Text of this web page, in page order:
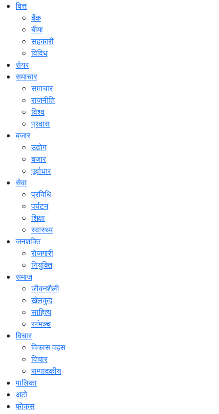
वित्त
बैंक
बीमा
सहकारी
विविध
सेयर
समाचार
समाचार
राजनीति
विश्व
प्रवास
बजार
उद्योग
बजार
पूर्वाधार
सेवा
प्रविधि
पर्यटन
शिक्षा
स्वास्थ्य
जनशक्ति
रोजगारी
नियुक्ति
समाज
जीवनशैली
खेलकुद
साहित्य
रगंमञ्च
विचार
विकास वहस
विचार
सम्पादकीय
पालिका
अटो
फोकस